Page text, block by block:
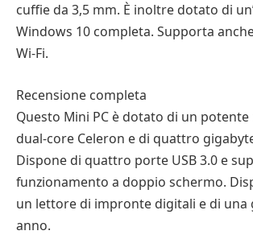
cuffie da 3,5 mm. È inoltre dotato di
Windows 10 completa. Supporta
Wi-Fi.
Recensione completa
Questo Mini PC è dotato di un
dual-core Celeron e di quattro
Dispone di quattro porte USB 3.0 e
funzionamento a doppio schermo.
un lettore di impronte digitali e di una
anno.